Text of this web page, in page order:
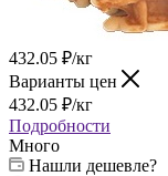
432.05 ₽/кг
Варианты цен
432.05 ₽/кг
Подробности
Много
Нашли дешевле?